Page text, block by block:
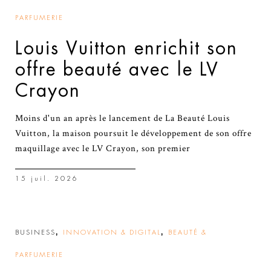
PARFUMERIE
Louis Vuitton enrichit son
offre beauté avec le LV
Crayon
Moins d'un an après le lancement de La Beauté Louis
Vuitton, la maison poursuit le développement de son offre
maquillage avec le LV Crayon, son premier
15 juil. 2026
BUSINESS, INNOVATION & DIGITAL , BEAUTÉ &
PARFUMERIE